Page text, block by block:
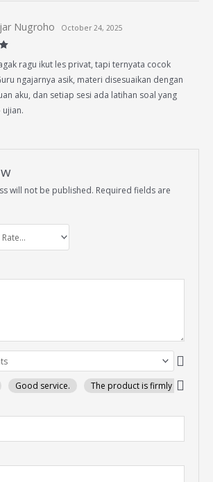
Nugroho October 24, 2025
ragu ikut les privat, tapi ternyata cocok
ngajarnya asik, materi disesuaikan dengan
aku, dan setiap sesi ada latihan soal yang
ujian.
will not be published. Required fields are
Good service.
The product is firmly packed.